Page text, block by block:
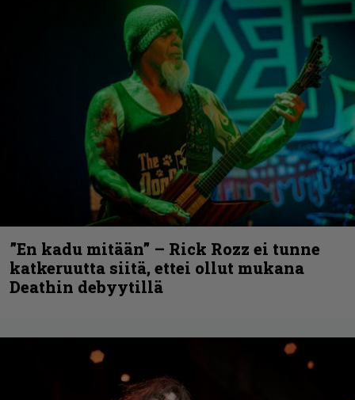
”En kadu mitään” – Rick Rozz ei tunne
katkeruutta siitä, ettei ollut mukana
Deathin debyytillä